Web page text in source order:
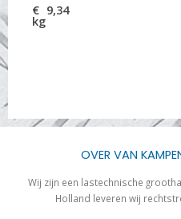
€ 9,34
kg
OVER VAN
Wij zijn een lastechnische
Holland leveren wij